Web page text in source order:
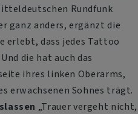
Rundfunk
ganz anders, ergänzt die
erlebt, dass jedes Tattoo
die hat auch das
ihres linken Oberarms,
erwachsenen Sohnes trägt.
„Trauer vergeht nicht,